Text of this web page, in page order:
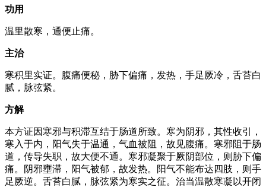
功用
温里散寒，通便止痛。
主治
寒积里实证。腹痛便秘，胁下偏痛，发热，手足厥冷，舌苔白
腻，脉弦紧。
方解
本方证因寒邪与积滞互结于肠道所致。寒为阴邪，其性收引，
寒入于内，阳气失于温通，气血被阻，故见腹痛。寒邪阻于肠
道，传导失职，故大便不通。寒邪凝聚于厥阴部位，则胁下偏
痛。阴邪壅滞，阳气被郁，故发热。阳气不能布达四肢，则手
足厥逆。舌苔白腻，脉弦紧为寒实之征。治当温散寒凝以开闭